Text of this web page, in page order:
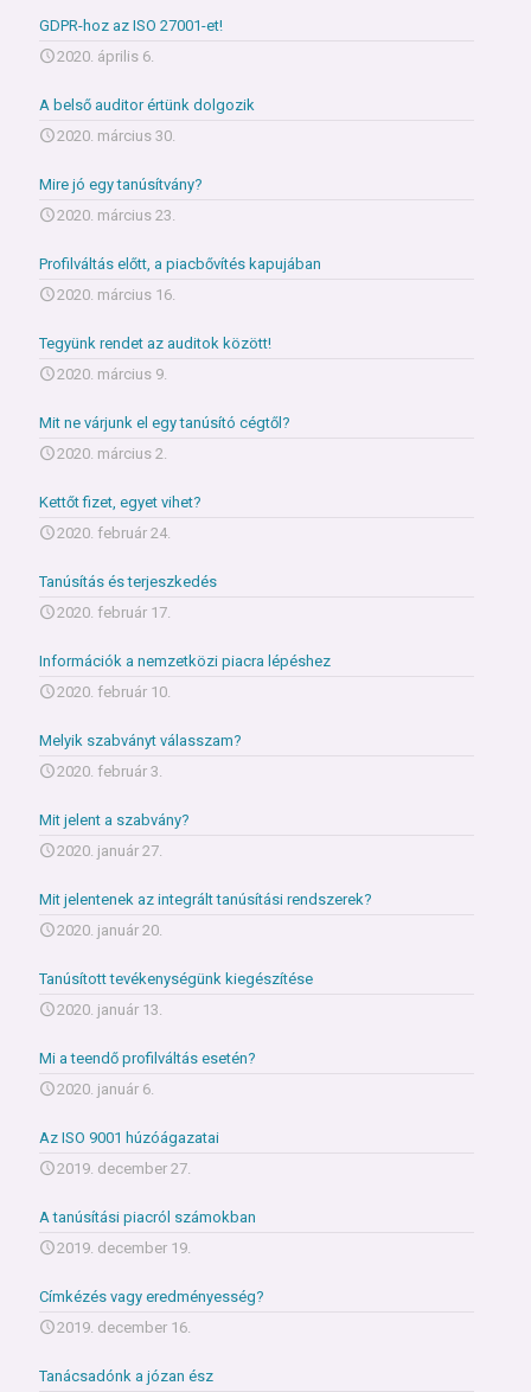
GDPR-hoz az ISO 27001-et!
2020. április 6.
A belső auditor értünk dolgozik
2020. március 30.
Mire jó egy tanúsítvány?
2020. március 23.
Profilváltás előtt, a piacbővítés kapujában
2020. március 16.
Tegyünk rendet az auditok között!
2020. március 9.
Mit ne várjunk el egy tanúsító cégtől?
2020. március 2.
Kettőt fizet, egyet vihet?
2020. február 24.
Tanúsítás és terjeszkedés
2020. február 17.
Információk a nemzetközi piacra lépéshez
2020. február 10.
Melyik szabványt válasszam?
2020. február 3.
Mit jelent a szabvány?
2020. január 27.
Mit jelentenek az integrált tanúsítási rendszerek?
2020. január 20.
Tanúsított tevékenységünk kiegészítése
2020. január 13.
Mi a teendő profilváltás esetén?
2020. január 6.
Az ISO 9001 húzóágazatai
2019. december 27.
A tanúsítási piacról számokban
2019. december 19.
Címkézés vagy eredményesség?
2019. december 16.
Tanácsadónk a józan ész